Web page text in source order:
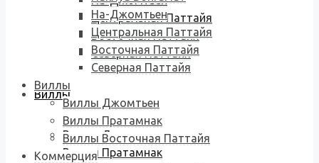
Центральная Паттайя
Восточная Паттайя
Северная Паттайя
Виллы
Виллы Джомтьен
Виллы Пратамнак
На-Джомтьен
Центральная Паттайя
Восточная Паттайя
Северная Паттайя
Виллы
Виллы Джомтьен
Виллы Пратамнак
Виллы Восточная Паттайя
Коммерция